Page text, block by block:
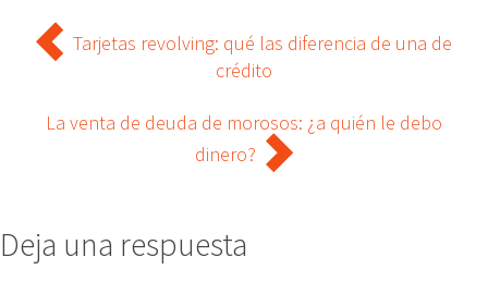
Tarjetas revolving: qué las diferencia de una de
crédito
La venta de deuda de morosos: ¿a quién le debo
dinero?
Deja una respuesta